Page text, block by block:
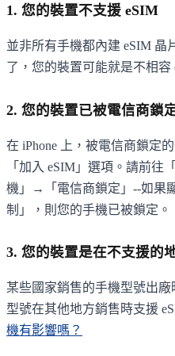
1. 您的裝置不支援 eSIM
並非所有手機都內建 eSIM 晶
了，您的裝置可能就是不相容
2. 您的裝置已被電信商鎖
在 iPhone 上，被電信商鎖定
「加入 eSIM」選項。請前
機」→「電信商鎖定」--如果
制」，則您的手機已被鎖定。
3. 您的裝置是在不支援的
某些國家銷售的手機型號出
型號在其他地方銷售時支援
機有影響嗎？